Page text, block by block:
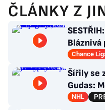
ČLÁNKY Z
tři góly.
Chance
Šířily se
Gudas:
Co
NHL